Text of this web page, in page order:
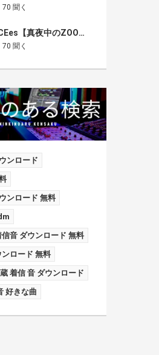
70 聞く
ACEes【真夜中のZOO】
70 聞く
ンロード
ンロード 無料
音 ダウンロード 無料
ロード 無料
着信 音 ダウンロード
好きな曲